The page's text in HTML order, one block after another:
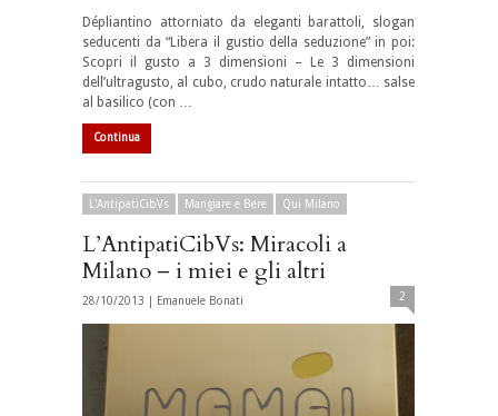
Dépliantino attorniato da eleganti barattoli, slogan
seducenti da “Libera il gustio della seduzione” in poi:
Scopri il gusto a 3 dimensioni – Le 3 dimensioni
dell’ultragusto, al cubo, crudo naturale intatto… salse
al basilico (con …
Continua
L'AntipatiCibVs Mangiare e Bere Qui Milano
L’AntipatiCibVs: Miracoli a
Milano – i miei e gli altri
28/10/2013 | Emanuele Bonati 2